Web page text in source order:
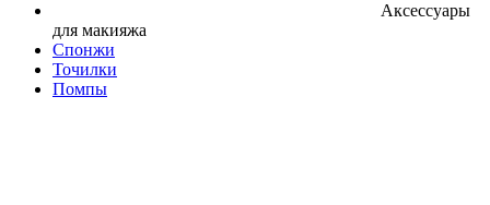
Аксессуары
для макияжа
Спонжи
Точилки
Помпы